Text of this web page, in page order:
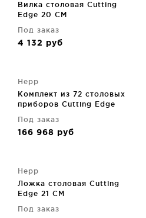
Вилка столовая Cutting
Edge 20 CM
Под заказ
4 132 руб
Hepp
Комплект из 72 столовых
приборов Cutting Edge
Под заказ
166 968 руб
Hepp
Ложка столовая Cutting
Edge 21 CM
Под заказ